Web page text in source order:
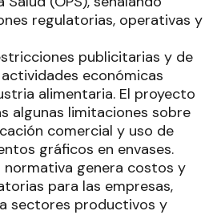
regulatorias, operativas y
publicitarias y de
económicas
alimentaria. El proyecto
algunas limitaciones sobre
comercial y uso de
gráficos en envases.
genera costos y
para las empresas,
sectores productivos y